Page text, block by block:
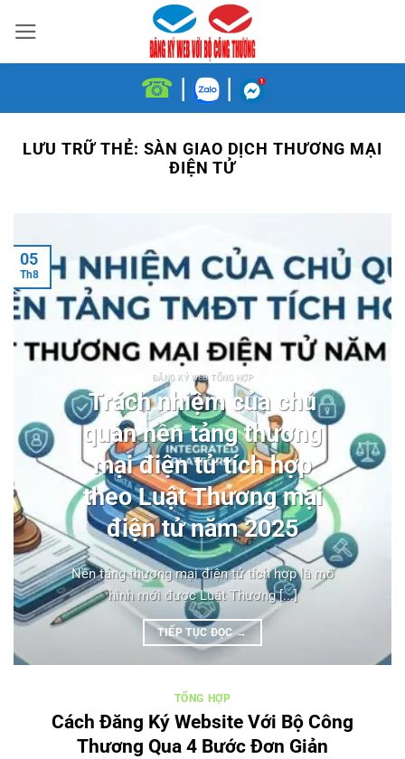
qua
nội
☎ | |
LƯU TRỮ THẺ: SÀN GIAO DỊCH THƯƠNG MẠI
ĐIỆN TỬ
ĐĂNG KÝ WEB TỔNG HỢP
Trách nhiệm của chủ
quản nền tảng thương
mại điện tử tích hợp
theo Luật Thương mại
điện tử năm 2025
Nền tảng thương mại điện tử tích hợp là mô
hình mới được Luật Thương [...]
TIẾP TỤC ĐỌC→
05
Th8
TỔNG HỢP
Cách Đăng Ký Website Với Bộ Công
Thương Qua 4 Bước Đơn Giản